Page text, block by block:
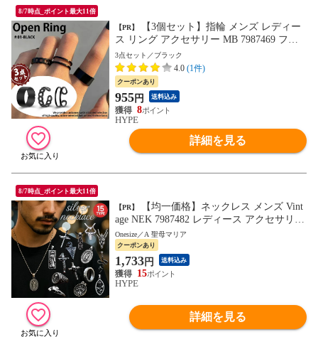
8/7時点_ポイント最大11倍
【PR】
ス リング アクセサリー MB 7987469 ファ
ランジリング フリーサイズ ピンキー ブラ
ックマット 半端リング コーティング 3点
セット お得 3連 シンプル 送料無料(3点セ
ット,ブラック)
3点セット／ブラック
4.0 (1件)
クーポンあり
955円 送料込み
8
HYPE
詳細を見る
8/7時点_ポイント最大11倍
【PR】
age NEK 7987482 レディース アクセサリー
ペンダント 316L ステンレス チェーンボー
ル プレゼント プチギフト 送料無料(Onesiz
e,A 聖母マリア)
Onesize／A 聖母マリア
クーポンあり
1,733円 送料込み
15
HYPE
詳細を見る